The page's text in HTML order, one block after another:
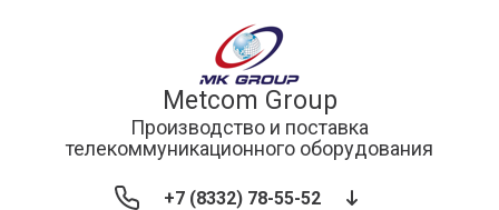
Metcom Group
Производство и поставка
телекоммуникационного оборудования
+7 (8332) 78-55-52